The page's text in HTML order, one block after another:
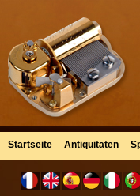
Startseite Antiquitäten